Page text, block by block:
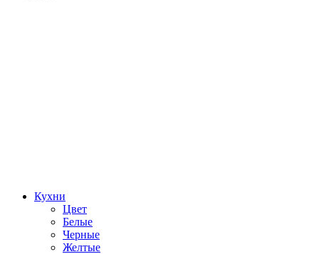
Кухни
Цвет
Белые
Черные
Желтые